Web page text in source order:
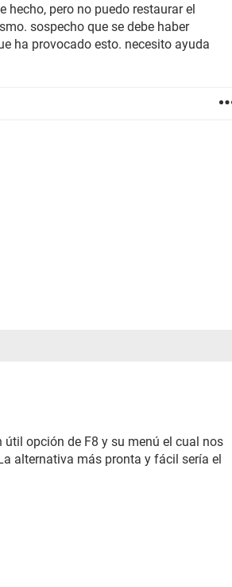
hecho, pero no puedo restaurar el
sospecho que se debe haber
ha provocado esto. necesito ayuda
opción de F8 y su menú el cual nos
alternativa más pronta y fácil sería el